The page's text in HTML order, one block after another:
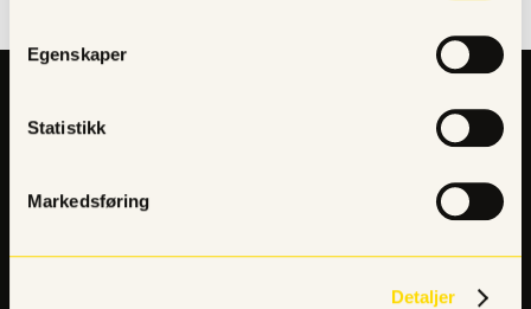
Egenskaper
Statistikk
Markedsføring
Detaljer